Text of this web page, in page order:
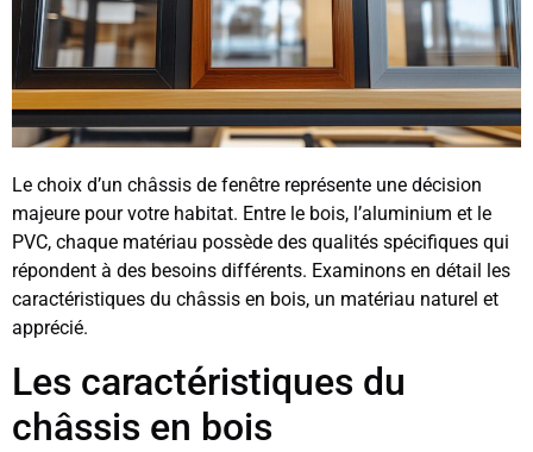
Le choix d’un châssis de fenêtre représente une décision
majeure pour votre habitat. Entre le bois, l’aluminium et le
PVC, chaque matériau possède des qualités spécifiques qui
répondent à des besoins différents. Examinons en détail les
caractéristiques du châssis en bois, un matériau naturel et
apprécié.
Les caractéristiques du
châssis en bois